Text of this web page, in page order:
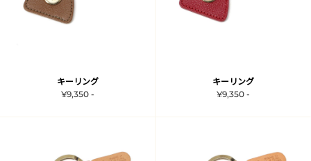
キーリング
¥9,350 -
キーリング
¥9,350 -